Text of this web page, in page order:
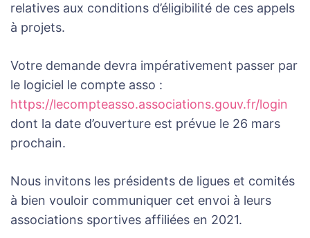
relatives aux conditions d’éligibilité de ces appels
à projets.
Votre demande devra impérativement passer par
le logiciel le compte asso :
https://lecompteasso.associations.gouv.fr/login
dont la date d’ouverture est prévue le 26 mars
prochain.
Nous invitons les présidents de ligues et comités
à bien vouloir communiquer cet envoi à leurs
associations sportives affiliées en 2021.